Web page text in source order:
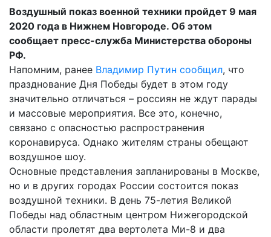
Воздушный показ военной техники пройдет 9 мая
2020 года в Нижнем Новгороде. Об этом
сообщает пресс-служба Министерства обороны
РФ.
Напомним, ранее Владимир Путин сообщил, что
празднование Дня Победы будет в этом году
значительно отличаться – россиян не ждут парады
и массовые мероприятия. Все это, конечно,
связано с опасностью распространения
коронавируса. Однако жителям страны обещают
воздушное шоу.
Основные представления запланированы в Москве,
но и в других городах России состоится показ
воздушной техники. В день 75-летия Великой
Победы над областным центром Нижегородской
области пролетят два вертолета Ми-8 и два